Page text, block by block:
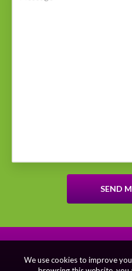
We use cookies to improve